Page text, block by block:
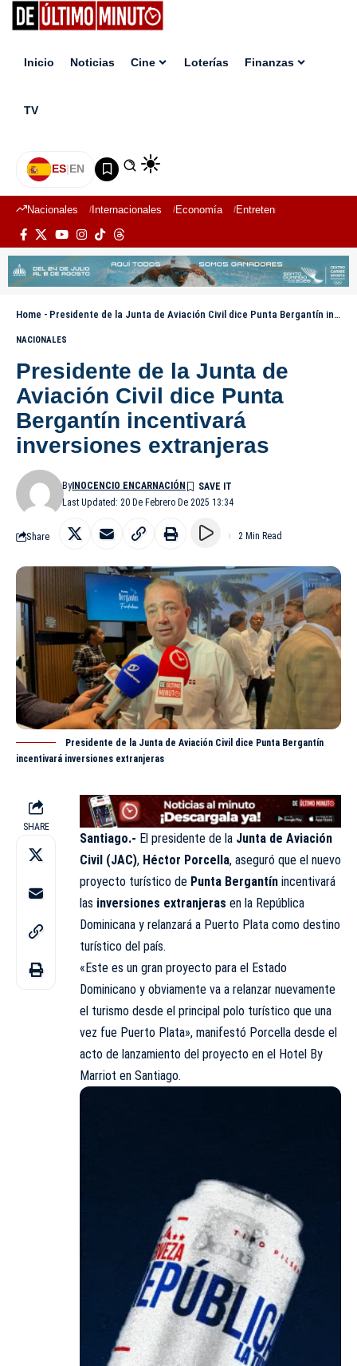
Inicio Noticias Cine Loterías Finanzas
TV
ES|EN
Nacionales Internacionales Economía Entretenimiento
Home - Presidente de la Junta de Aviación Civil dice Punta Bergantín incentivará inversiones extranjeras
NACIONALES
Presidente de la Junta de
Aviación Civil dice Punta
Bergantín incentivará
inversiones extranjeras
Last Updated: 20 De Febrero De 2025 13:34
ByINOCENCIO ENCARNACIÓN
Share 2 Min Read
Presidente de la Junta de Aviación Civil dice Punta Bergantín
incentivará inversiones extranjeras
SHARE
Santiago.- El presidente de la Junta de Aviación
Civil (JAC), Héctor Porcella, aseguró que el nuevo
proyecto turístico de Punta Bergantín incentivará
las inversiones extranjeras en la República
Dominicana y relanzará a Puerto Plata como destino
turístico del país.
«Este es un gran proyecto para el Estado
Dominicano y obviamente va a relanzar nuevamente
el turismo desde el principal polo turístico que una
vez fue Puerto Plata», manifestó Porcella desde el
acto de lanzamiento del proyecto en el Hotel By
Marriot en Santiago.